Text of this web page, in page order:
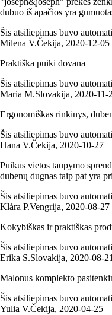
dubuo iš apačios yra
Šis atsiliepimas buvo
Milena V.Čekija, 2020‑12‑05
Praktiška puiki dovana
Šis atsiliepimas buvo
Maria M.Slovakija,
Ergonomiškas rinkinys,
Šis atsiliepimas buvo
Hana V.Čekija, 2020‑10‑27
Puikus vietos taupymo
dubenų dugnas taip pat yra
Šis atsiliepimas buvo
Klára P.Vengrija, 2020‑08‑27
Kokybiškas ir praktiškas
Šis atsiliepimas buvo
Erika S.Slovakija,
Malonus komplekto
Šis atsiliepimas buvo
Yulia V.Čekija, 2020‑04‑25